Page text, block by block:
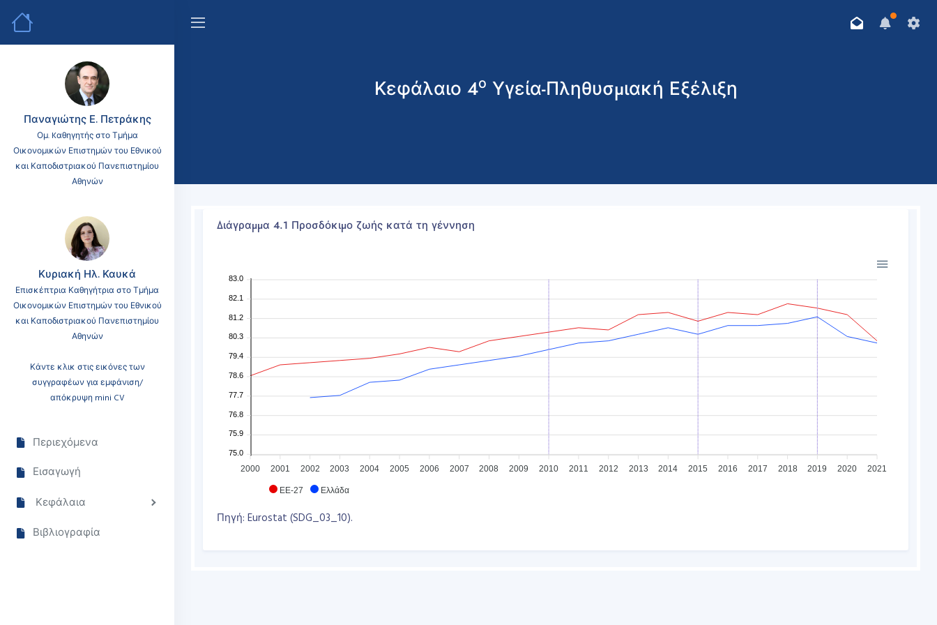
Παναγιώτης Ε. Πετράκης
Ομ. Kαθηγητής στο Τμήμα
Οικονομικών Επιστημών του Εθνικού
και Καποδιστριακού Πανεπιστημίου
Αθηνών
Κυριακή Ηλ. Καυκά
Επισκέπτρια Καθηγήτρια στο Τμήμα
Οικονομικών Επιστημών του Εθνικού
και Καποδιστριακού Πανεπιστημίου
Αθηνών
Κάντε κλικ στις εικόνες των
συγγραφέων για εμφάνιση/
απόκρυψη mini CV
Περιεχόμενα
Εισαγωγή
Κεφάλαια
Βιβλιογραφία
Κεφάλαιο 4ο Υγεία-Πληθυσμιακή Εξέλιξη
Διάγραμμα 4.1 Προσδόκιμο ζωής κατά τη γέννηση
EE-27 Ελλάδα
2000 2001 2002 2003 2004 2005 2006 2007 2008 2009 2010 2011 2012 2013 2014 2015 2016 2017 2018 2019 2020 2021
83.0
82.1
81.2
80.3
79.4
78.6
77.7
76.8
75.9
75.0
Πηγή: Eurostat (SDG_03_10).